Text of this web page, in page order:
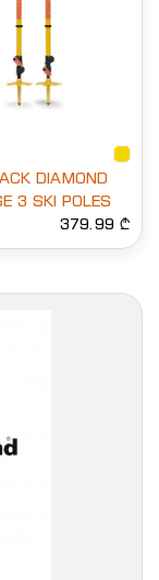
DIAMOND
3 SKI POLES
379.99 ₾